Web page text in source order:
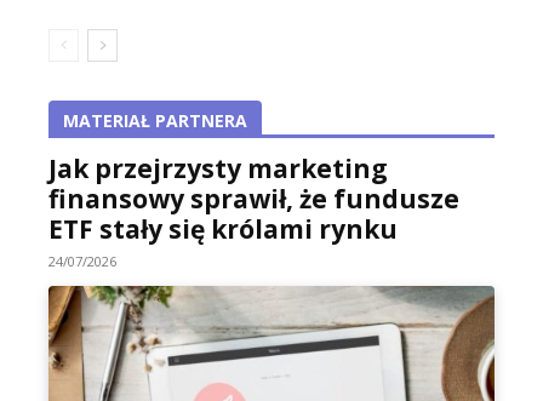
MATERIAŁ PARTNERA
Jak przejrzysty marketing
finansowy sprawił, że fundusze
ETF stały się królami rynku
24/07/2026